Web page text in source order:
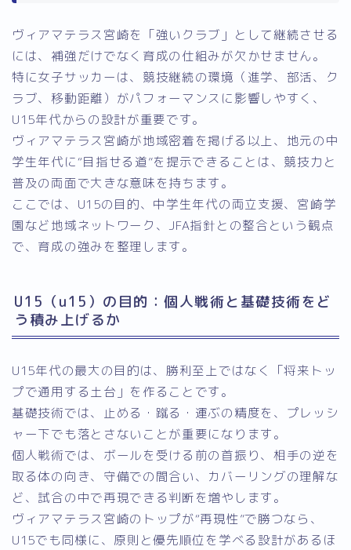
ヴィアマテラス宮崎を「強いクラブ」として継続させる
には、補強だけでなく育成の仕組みが欠かせません。
特に女子サッカーは、競技継続の環境（進学、部活、ク
ラブ、移動距離）がパフォーマンスに影響しやすく、
U15年代からの設計が重要です。
ヴィアマテラス宮崎が地域密着を掲げる以上、地元の中
学生年代に“目指せる道”を提示できることは、競技力と
普及の両面で大きな意味を持ちます。
ここでは、U15の目的、中学生年代の両立支援、宮崎学
園など地域ネットワーク、JFA指針との整合という観点
で、育成の強みを整理します。
U15（u15）の目的：個人戦術と基礎技術をど
う積み上げるか
U15年代の最大の目的は、勝利至上ではなく「将来トッ
プで通用する土台」を作ることです。
基礎技術では、止める・蹴る・運ぶの精度を、プレッシ
ャー下でも落とさないことが重要になります。
個人戦術では、ボールを受ける前の首振り、相手の逆を
取る体の向き、守備での間合い、カバーリングの理解な
ど、試合の中で再現できる判断を増やします。
ヴィアマテラス宮崎のトップが“再現性”で勝つなら、
U15でも同様に、原則と優先順位を学べる設計があるほ